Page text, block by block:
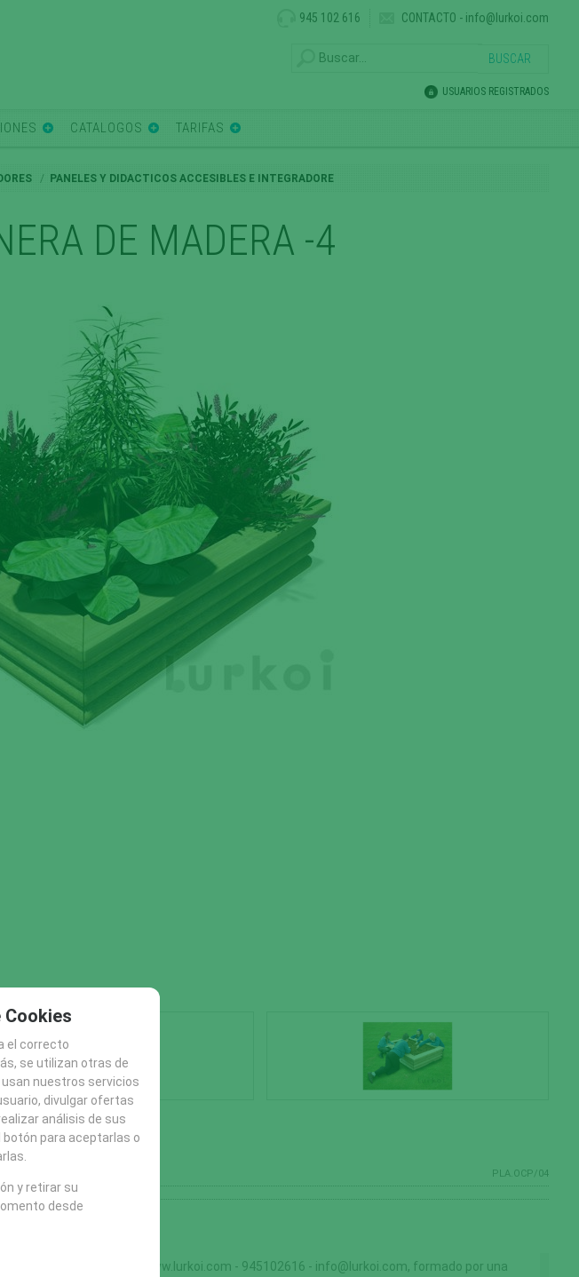
945 102 616 CONTACTO - info@lurkoi.com
USUARIOS REGISTRADOS
CATALOGOS TARIFAS
PANELES Y DIDACTICOS ACCESIBLES E INTEGRADORE
DE MADERA -4
PLA.OCP/04
PLA.OCP/04 de LURKOI www.lurkoi.com - 945102616 - info@lurkoi.com, formado por una
el correcto
se utilizan otras de
nuestros servicios
divulgar ofertas
análisis de sus
botón para aceptarlas o
y retirar su
desde